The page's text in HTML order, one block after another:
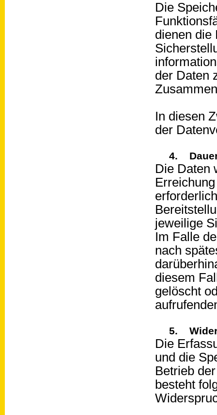
Die
dienen die
der Daten
In diesen
der
4. Dauer
Die Daten
jeweilige
Im Falle
nach
diesem
gelöscht
5.
Die
und die
Betrieb
besteht